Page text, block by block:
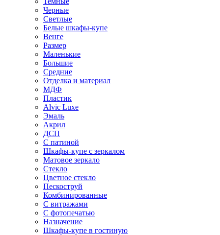
Черные
Светлые
Белые шкафы-купе
Венге
Размер
Маленькие
Большие
Средние
Отделка и материал
МДФ
Пластик
Alvic Luxe
Эмаль
Акрил
ДСП
С патиной
Шкафы-купе с зеркалом
Матовое зеркало
Стекло
Цветное стекло
Пескоструй
Комбинированные
С витражами
С фотопечатью
Назначение
Шкафы-купе в гостиную